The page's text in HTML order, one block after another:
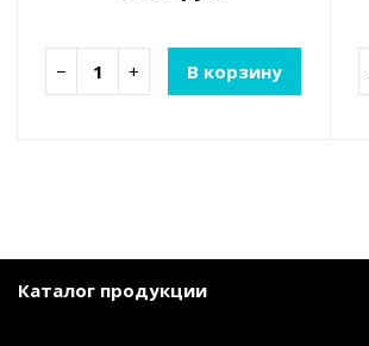
− + В корзину
Каталог продукции